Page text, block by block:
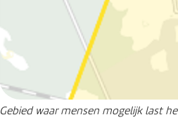
Gebied waar mensen mogelijk last